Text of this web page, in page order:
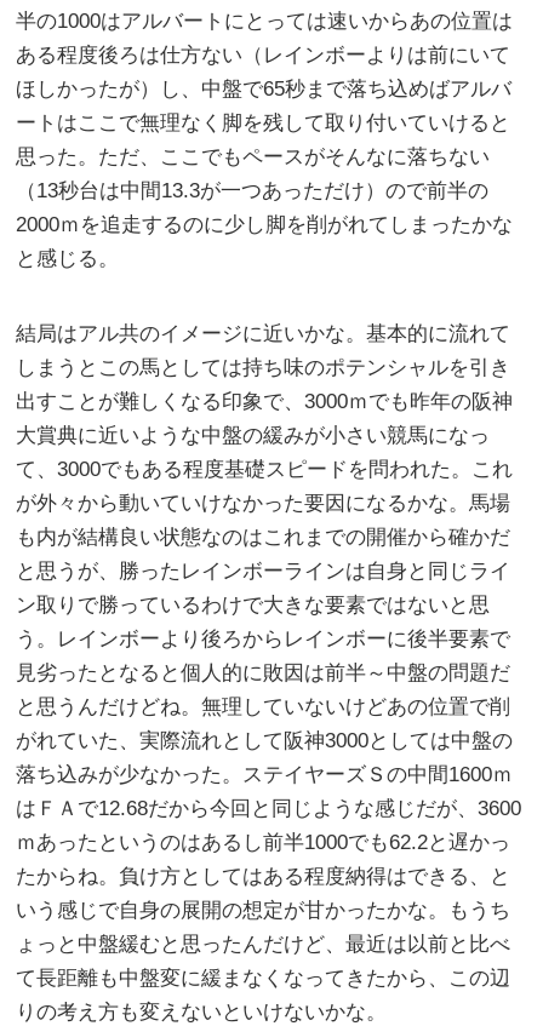
半の1000はアルバートにとっては速いからあの位置は
ある程度後ろは仕方ない（レインボーよりは前にいて
ほしかったが）し、中盤で65秒まで落ち込めばアルバ
ートはここで無理なく脚を残して取り付いていけると
思った。ただ、ここでもペースがそんなに落ちない
（13秒台は中間13.3が一つあっただけ）ので前半の
2000ｍを追走するのに少し脚を削がれてしまったかな
と感じる。
結局はアル共のイメージに近いかな。基本的に流れて
しまうとこの馬としては持ち味のポテンシャルを引き
出すことが難しくなる印象で、3000ｍでも昨年の阪神
大賞典に近いような中盤の緩みが小さい競馬になっ
て、3000でもある程度基礎スピードを問われた。これ
が外々から動いていけなかった要因になるかな。馬場
も内が結構良い状態なのはこれまでの開催から確かだ
と思うが、勝ったレインボーラインは自身と同じライ
ン取りで勝っているわけで大きな要素ではないと思
う。レインボーより後ろからレインボーに後半要素で
見劣ったとなると個人的に敗因は前半～中盤の問題だ
と思うんだけどね。無理していないけどあの位置で削
がれていた、実際流れとして阪神3000としては中盤の
落ち込みが少なかった。ステイヤーズＳの中間1600ｍ
はＦＡで12.68だから今回と同じような感じだが、3600
ｍあったというのはあるし前半1000でも62.2と遅かっ
たからね。負け方としてはある程度納得はできる、と
いう感じで自身の展開の想定が甘かったかな。もうち
ょっと中盤緩むと思ったんだけど、最近は以前と比べ
て長距離も中盤変に緩まなくなってきたから、この辺
りの考え方も変えないといけないかな。